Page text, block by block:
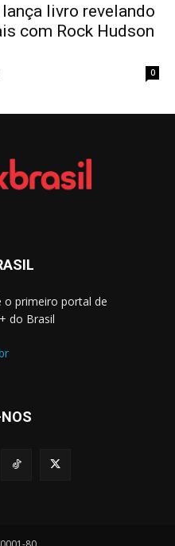
livro revelando
com Rock Hudson
0
o primeiro portal de
do Brasil